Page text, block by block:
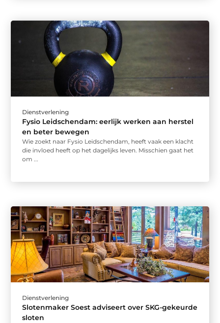
Dienstverlening
Fysio Leidschendam: eerlijk werken aan herstel
en beter bewegen
Wie zoekt naar Fysio Leidschendam, heeft vaak een klacht
die invloed heeft op het dagelijks leven. Misschien gaat het
om ...
Dienstverlening
Slotenmaker Soest adviseert over SKG-gekeurde
sloten